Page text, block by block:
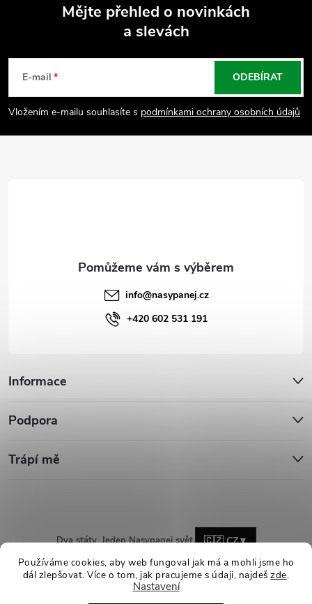
Používáme cookies, aby web fungoval jak má a mohli jsme ho
dál zlepšovat. Více o tom, jak pracujeme s údaji, najdešzde.
Nastavení
p
a
Mějte přehled o novinkách
a slevách
E-mail
Vložením e-mailu souhlasíte s podmínkami ochrany osobních údajů
ODEBÍRAT
Informace
Podpora
Trápí mě
info@nasypanej.cz
+420 602 531 191
Dva státy. Jeden Nasypanej svět. 🇨🇿 CZ▼